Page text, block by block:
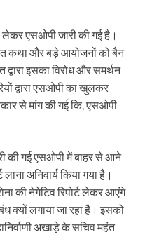
लेकर एसओपी जारी की गई है।
कथा और बड़े आयोजनों को बैन
इसका विरोध और समर्थन
द्वारा एसओपी का खुलकर
से मांग की गई कि, एसओपी
की गई एसओपी में बाहर से आने
अनिवार्य किया गया है।
की नेगेटिव रिपोर्ट लेकर आएंगे
क्यों लगाया जा रहा है। इसको
अखाड़े के सचिव महंत